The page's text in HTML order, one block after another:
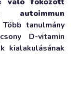
Több tanulmány
D-vitamin
kialakulásának